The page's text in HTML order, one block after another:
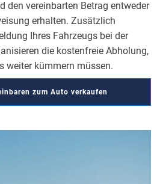
den vereinbarten Betrag entweder
erhalten. Zusätzlich
Ihres Fahrzeugs bei der
die kostenfreie Abholung,
weiter kümmern müssen.
zum Auto verkaufen